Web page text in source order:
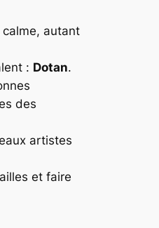
autant
: Dotan.
des
artistes
et faire